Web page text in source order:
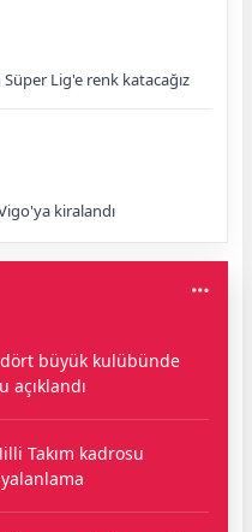
Lig'e renk katacağız
kiralandı
dört büyük kulübünde
açıklandı
Takım kadrosu